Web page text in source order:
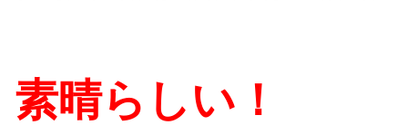
素晴らしい！